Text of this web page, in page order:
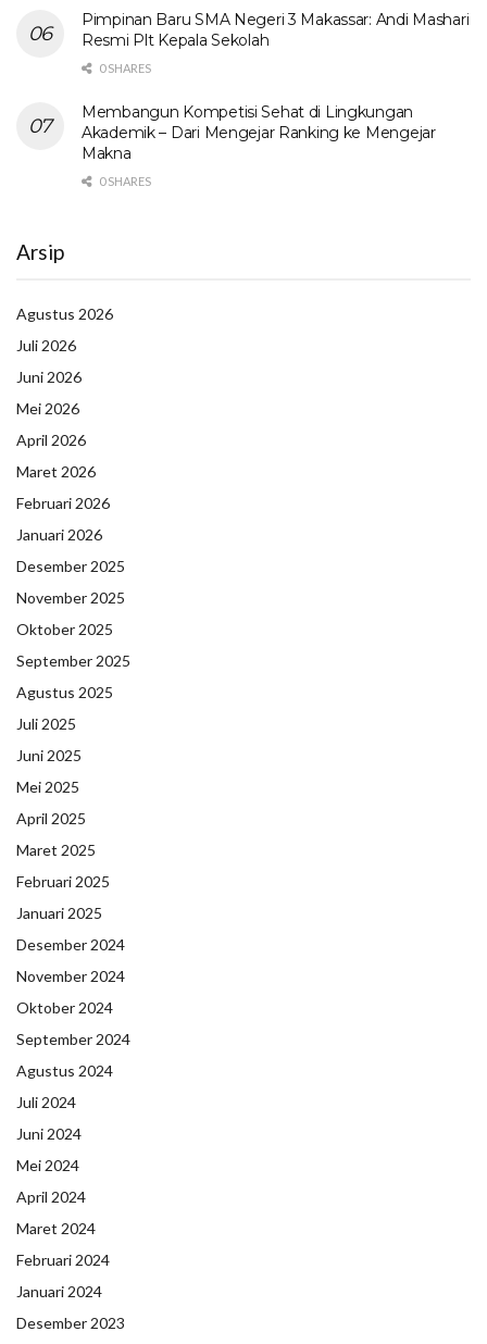
Pimpinan Baru SMA Negeri 3 Makassar: Andi Mashari
Resmi Plt Kepala Sekolah
0 SHARES
Membangun Kompetisi Sehat di Lingkungan
Akademik – Dari Mengejar Ranking ke Mengejar
Makna
0 SHARES
Arsip
Agustus 2026
Juli 2026
Juni 2026
Mei 2026
April 2026
Maret 2026
Februari 2026
Januari 2026
Desember 2025
November 2025
Oktober 2025
September 2025
Agustus 2025
Juli 2025
Juni 2025
Mei 2025
April 2025
Maret 2025
Februari 2025
Januari 2025
Desember 2024
November 2024
Oktober 2024
September 2024
Agustus 2024
Juli 2024
Juni 2024
Mei 2024
April 2024
Maret 2024
Februari 2024
Januari 2024
Desember 2023